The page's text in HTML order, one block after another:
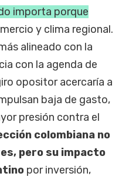
importa porque
y clima regional.
alineado con la
con la agenda de
opositor acercaría a
baja de gasto,
presión contra el
colombiana no
pero su impacto
por inversión,